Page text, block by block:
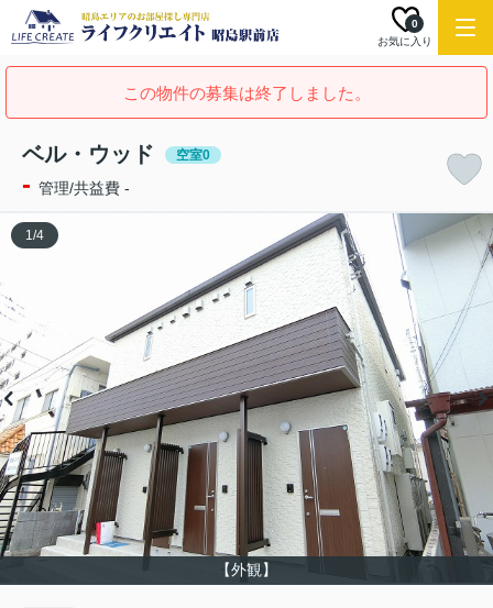
お気に入り
0
この物件の募集は終了しました。
ベル・ウッド 空室0
- 管理/共益費 -
【外観】
1/4